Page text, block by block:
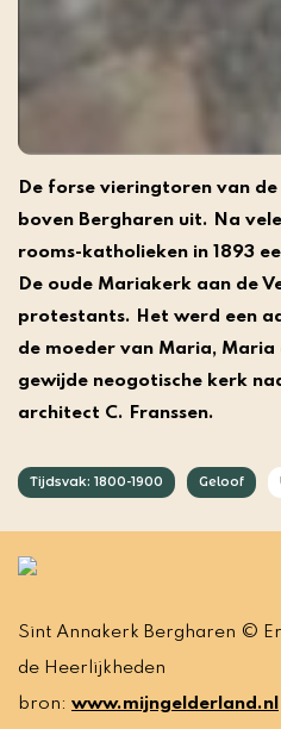
De forse vieringtoren van
boven Bergharen uit. Na
rooms-katholieken in 1893
De oude Mariakerk aan de
protestants. Het werd een
de moeder van Maria, Maria
gewijde neogotische kerk
architect C. Franssen.
Tijdsvak: 1800-1900 Geloof
Sint Annakerk Bergharen ©
de Heerlijkheden
bron: www.mijngelderland.nl